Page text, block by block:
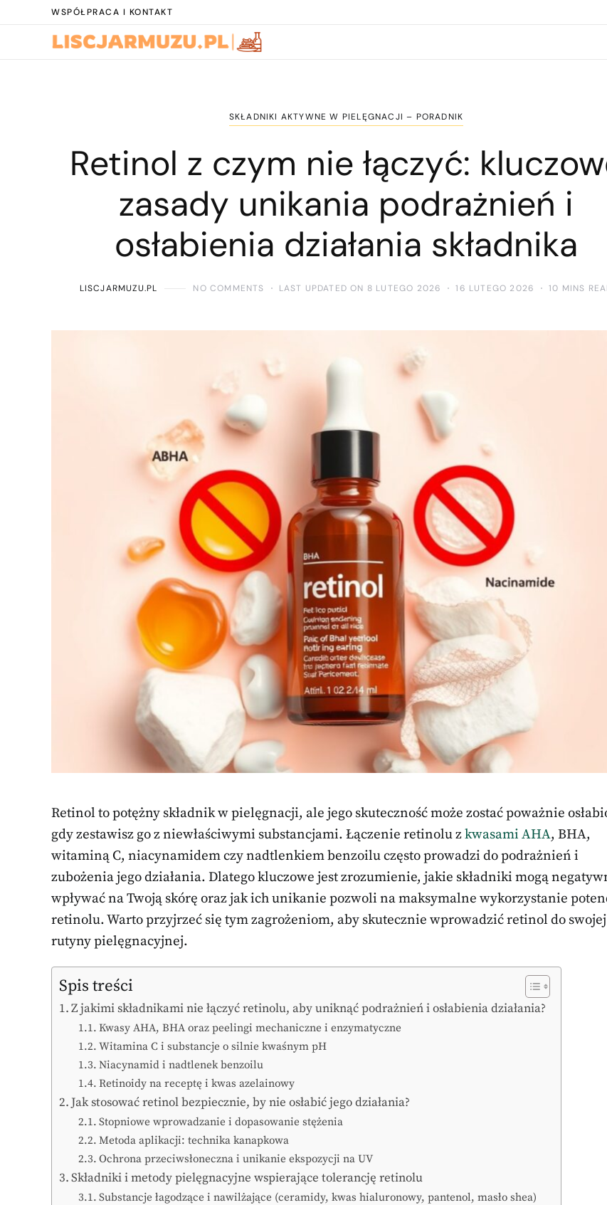
WSPÓŁPRACA I KONTAKT
SKŁADNIKI AKTYWNE W PIELĘGNACJI – PORADNIK
Retinol z czym nie łączyć:
zasady unikania podrażnień i
osłabienia działania składnika
LISCJARMUZU.PL NO COMMENTS LAST UPDATED ON 8 LUTEGO 2026 16 LUTEGO 2026 10 MINS
Retinol to potężny składnik w pielęgnacji, ale jego skuteczność może zostać poważnie
gdy zestawisz go z niewłaściwymi substancjami. Łączenie retinolu zkwasami AHA, BHA,
witaminą C, niacynamidem czy nadtlenkiem benzoilu często prowadzi do podrażnień i
zubożenia jego działania. Dlatego kluczowe jest zrozumienie, jakie składniki mogą
wpływać na Twoją skórę oraz jak ich unikanie pozwoli na maksymalne wykorzystanie
retinolu. Warto przyjrzeć się tym zagrożeniom, aby skutecznie wprowadzić retinol do swojej
rutyny pielęgnacyjnej.
Spis treści
Z jakimi składnikami nie łączyć retinolu, aby uniknąć podrażnień i osłabienia działania?
Kwasy AHA, BHA oraz peelingi mechaniczne i enzymatyczne
Witamina C i substancje o silnie kwaśnym pH
Niacynamid i nadtlenek benzoilu
Retinoidy na receptę i kwas azelainowy
Jak stosować retinol bezpiecznie, by nie osłabić jego działania?
Stopniowe wprowadzanie i dopasowanie stężenia
Metoda aplikacji: technika kanapkowa
Ochrona przeciwsłoneczna i unikanie ekspozycji na UV
Składniki i metody pielęgnacyjne wspierające tolerancję retinolu
Substancje łagodzące i nawilżające (ceramidy, kwas hialuronowy, pantenol, masło shea)